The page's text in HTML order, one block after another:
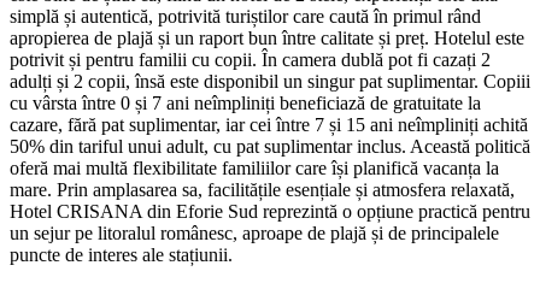
simplă și autentică, potrivită turiștilor care caută în primul rând
apropierea de plajă și un raport bun între calitate și preț. Hotelul este
potrivit și pentru familii cu copii. În camera dublă pot fi cazați 2
adulți și 2 copii, însă este disponibil un singur pat suplimentar. Copiii
cu vârsta între 0 și 7 ani neîmpliniți beneficiază de gratuitate la
cazare, fără pat suplimentar, iar cei între 7 și 15 ani neîmpliniți achită
50% din tariful unui adult, cu pat suplimentar inclus. Această politică
oferă mai multă flexibilitate familiilor care își planifică vacanța la
mare. Prin amplasarea sa, facilitățile esențiale și atmosfera relaxată,
Hotel CRISANA din Eforie Sud reprezintă o opțiune practică pentru
un sejur pe litoralul românesc, aproape de plajă și de principalele
puncte de interes ale stațiunii.